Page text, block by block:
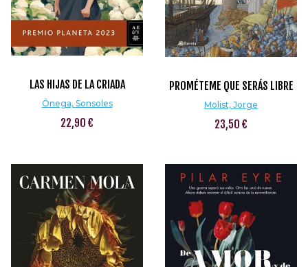
LAS HIJAS DE LA CRIADA
Ónega, Sonsoles
22,90 €
PROMÉTEME QUE SERÁS LIBRE
Molist, Jorge
23,50 €